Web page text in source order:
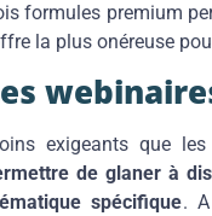
formules premium
la plus onéreuse
exigeants que les
de glaner à
spécifique.